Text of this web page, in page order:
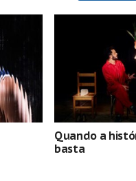
Quando a
basta